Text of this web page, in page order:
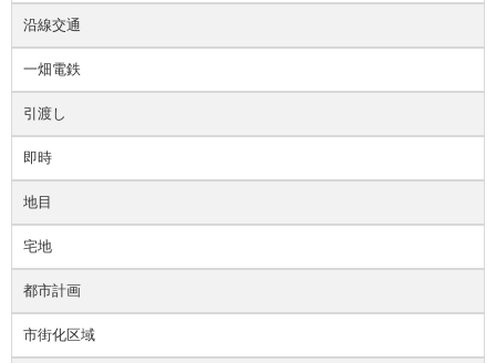
沿線交通
一畑電鉄
引渡し
即時
地目
宅地
都市計画
市街化区域